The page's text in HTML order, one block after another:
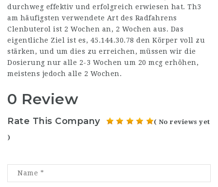
durchweg effektiv und erfolgreich erwiesen hat. Th3
am häufigsten verwendete Art des Radfahrens
Clenbuterol ist 2 Wochen an, 2 Wochen aus. Das
eigentliche Ziel ist es, 45.144.30.78 den Körper voll zu
stärken, und um dies zu erreichen, müssen wir die
Dosierung nur alle 2-3 Wochen um 20 mcg erhöhen,
meistens jedoch alle 2 Wochen.
0 Review
Rate This Company ( No reviews yet
)